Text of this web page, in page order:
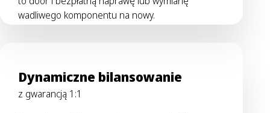
wadliwego komponentu na nowy.
Dynamiczne bilansowanie
z gwarancją 1:1